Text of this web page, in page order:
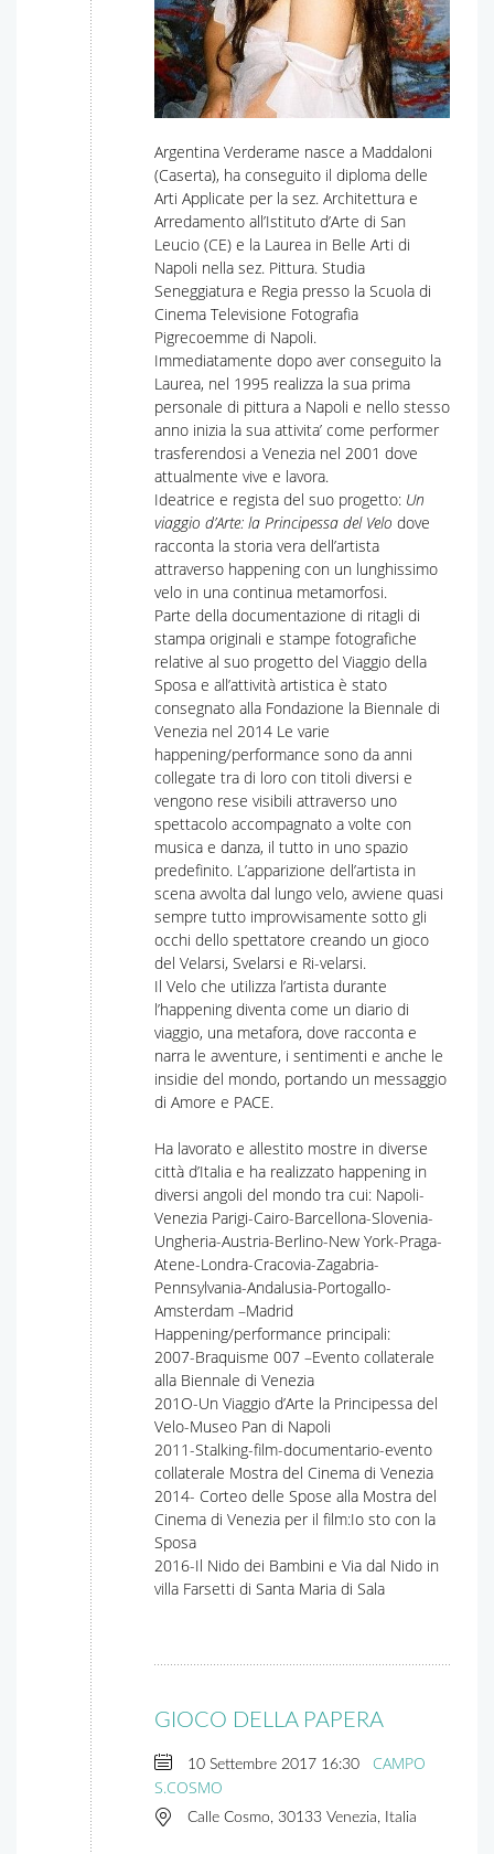
Argentina Verderame nasce a Maddaloni
(Caserta), ha conseguito il diploma delle
Arti Applicate per la sez. Architettura e
Arredamento all’Istituto d’Arte di San
Leucio (CE) e la Laurea in Belle Arti di
Napoli nella sez. Pittura. Studia
Seneggiatura e Regia presso la Scuola di
Cinema Televisione Fotografia
Pigrecoemme di Napoli.
Immediatamente dopo aver conseguito la
Laurea, nel 1995 realizza la sua prima
personale di pittura a Napoli e nello stesso
anno inizia la sua attivita’ come performer
trasferendosi a Venezia nel 2001 dove
attualmente vive e lavora.
Ideatrice e regista del suo progetto: Un
viaggio d’Arte: la Principessa del Velo dove
racconta la storia vera dell’artista
attraverso happening con un lunghissimo
velo in una continua metamorfosi.
Parte della documentazione di ritagli di
stampa originali e stampe fotografiche
relative al suo progetto del Viaggio della
Sposa e all’attività artistica è stato
consegnato alla Fondazione la Biennale di
Venezia nel 2014 Le varie
happening/performance sono da anni
collegate tra di loro con titoli diversi e
vengono rese visibili attraverso uno
spettacolo accompagnato a volte con
musica e danza, il tutto in uno spazio
predefinito. L’apparizione dell’artista in
scena avvolta dal lungo velo, avviene quasi
sempre tutto improvvisamente sotto gli
occhi dello spettatore creando un gioco
del Velarsi, Svelarsi e Ri-velarsi.
Il Velo che utilizza l’artista durante
l’happening diventa come un diario di
viaggio, una metafora, dove racconta e
narra le avventure, i sentimenti e anche le
insidie del mondo, portando un messaggio
di Amore e PACE.
Ha lavorato e allestito mostre in diverse
città d’Italia e ha realizzato happening in
diversi angoli del mondo tra cui: Napoli-
Venezia Parigi-Cairo-Barcellona-Slovenia-
Ungheria-Austria-Berlino-New York-Praga-
Atene-Londra-Cracovia-Zagabria-
Pennsylvania-Andalusia-Portogallo-
Amsterdam –Madrid
Happening/performance principali:
2007-Braquisme 007 –Evento collaterale
alla Biennale di Venezia
201O-Un Viaggio d’Arte la Principessa del
Velo-Museo Pan di Napoli
2011-Stalking-film-documentario-evento
collaterale Mostra del Cinema di Venezia
2014- Corteo delle Spose alla Mostra del
Cinema di Venezia per il film:Io sto con la
Sposa
2016-Il Nido dei Bambini e Via dal Nido in
villa Farsetti di Santa Maria di Sala
GIOCO DELLA PAPERA
10 Settembre 2017 16:30
CAMPO
S.COSMO
Calle Cosmo, 30133 Venezia, Italia